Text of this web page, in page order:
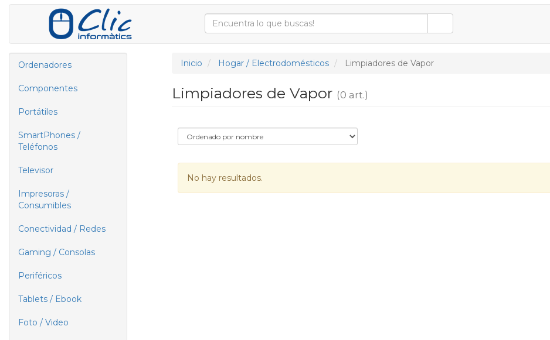
Ordenadores
Componentes
Portátiles
SmartPhones /
Teléfonos
Televisor
Impresoras /
Consumibles
Conectividad / Redes
Gaming / Consolas
Periféricos
Tablets / Ebook
Foto / Video
Inicio Hogar / Electrodomésticos Limpiadores de Vapor
Limpiadores de Vapor (0 art.)
No hay resultados.